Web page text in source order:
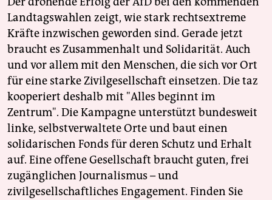
Landtagswahlen zeigt, wie stark rechtsextreme
Kräfte inzwischen geworden sind. Gerade jetzt
braucht es Zusammenhalt und Solidarität. Auch
und vor allem mit den Menschen, die sich vor Ort
für eine starke Zivilgesellschaft einsetzen. Die taz
kooperiert deshalb mit "Alles beginnt im
Zentrum". Die Kampagne unterstützt bundesweit
linke, selbstverwaltete Orte und baut einen
solidarischen Fonds für deren Schutz und Erhalt
auf. Eine offene Gesellschaft braucht guten, frei
zugänglichen Journalismus – und
zivilgesellschaftliches Engagement. Finden Sie